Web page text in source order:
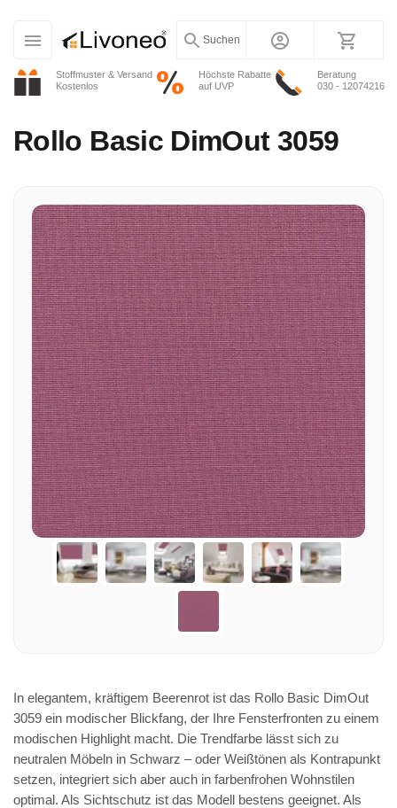
Stoffmuster & Versand
Kostenlos
Höchste Rabatte
auf UVP
Beratung
030 - 12074216
Suchen
Rollo Basic DimOut 3059
In elegantem, kräftigem Beerenrot ist das Rollo Basic DimOut
3059 ein modischer Blickfang, der Ihre Fensterfronten zu einem
modischen Highlight macht. Die Trendfarbe lässt sich zu
neutralen Möbeln in Schwarz – oder Weißtönen als Kontrapunkt
setzen, integriert sich aber auch in farbenfrohen Wohnstilen
optimal. Als Sichtschutz ist das Modell bestens geeignet. Als